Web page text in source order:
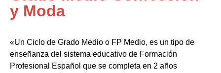
y Moda
«Un Ciclo de Grado Medio o FP Medio, es un tipo de
enseñanza del sistema educativo de Formación
Profesional Español que se completa en 2 años